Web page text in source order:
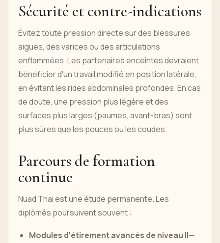
Sécurité et contre-indications
Évitez toute pression directe sur des blessures
aiguës, des varices ou des articulations
enflammées. Les partenaires enceintes devraient
bénéficier d'un travail modifié en position latérale,
en évitant les rides abdominales profondes. En cas
de doute, une pression plus légère et des
surfaces plus larges (paumes, avant-bras) sont
plus sûres que les pouces ou les coudes.
Parcours de formation
continue
Nuad Thai est une étude permanente. Les
diplômés poursuivent souvent :
Modules d'étirement avancés de niveau II—